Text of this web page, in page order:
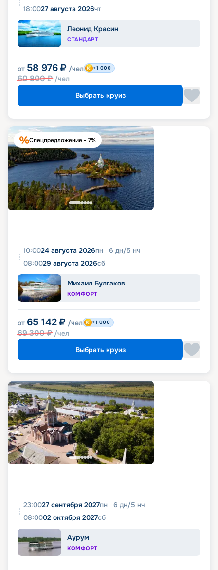
18:0027 августа 2026чт
Леонид Красин
СТАНДАРТ
от 58 976 ₽ /чел
60 800₽ /чел
+1 000
Выбрать круиз
Спецпредложение - 7%
10:0024 августа 2026пн 6 дн/5 нч
08:0029 августа 2026сб
Михаил Булгаков
КОМФОРТ
от 65 142 ₽ /чел
69 300₽ /чел
+1 000
Выбрать круиз
23:0027 сентября 2027пн 6 дн/5 нч
08:0002 октября 2027сб
Аурум
КОМФОРТ